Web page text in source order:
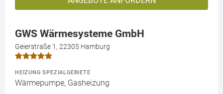
GWS Wärmesysteme GmbH
Geierstraße 1, 22305 Hamburg
HEIZUNG SPEZIALGEBIETE
Wärmepumpe, Gasheizung